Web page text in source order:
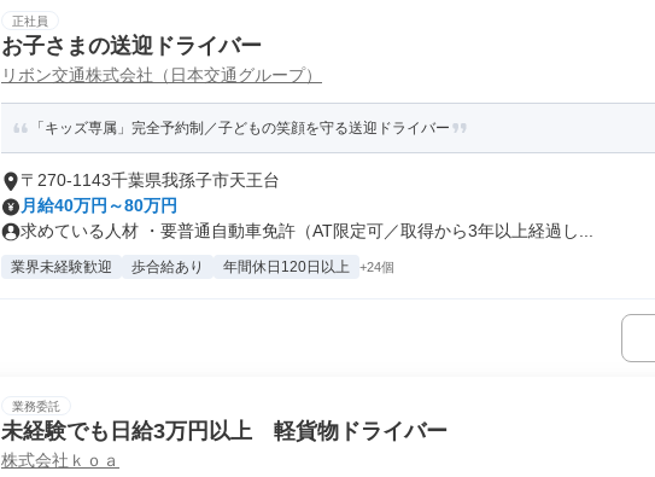
正社員
お子さまの送迎ドライバー
リボン交通株式会社（日本交通グループ）
「キッズ専属」完全予約制／子どもの笑顔を守る送迎ドライバー
〒270-1143千葉県我孫子市天王台
月給40万円～80万円
求めている人材 ・要普通自動車免許（AT限定可／取得から3年以上経過し...
業界未経験歓迎 歩合給あり 年間休日120日以上 +24個
業務委託
未経験でも日給3万円以上 軽貨物ドライバー
株式会社ｋｏａ